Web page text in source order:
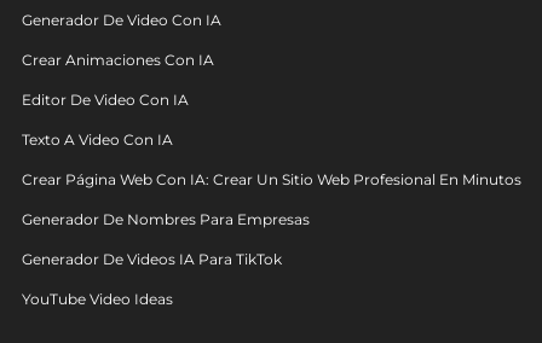
Generador De Video Con IA
Crear Animaciones Con IA
Editor De Video Con IA
Texto A Video Con IA
Crear Página Web Con IA: Crear Un Sitio Web Profesional En Minutos
Generador De Nombres Para Empresas
Generador De Videos IA Para TikTok
YouTube Video Ideas